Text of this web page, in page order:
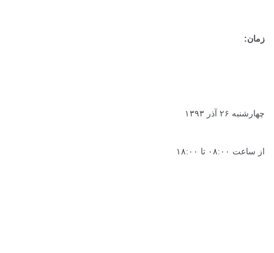
زمان:
چهارشنبه ۲۶ آذر ۱۳۹۳
از ساعت ۰۸:۰۰ تا ۱۸:۰۰